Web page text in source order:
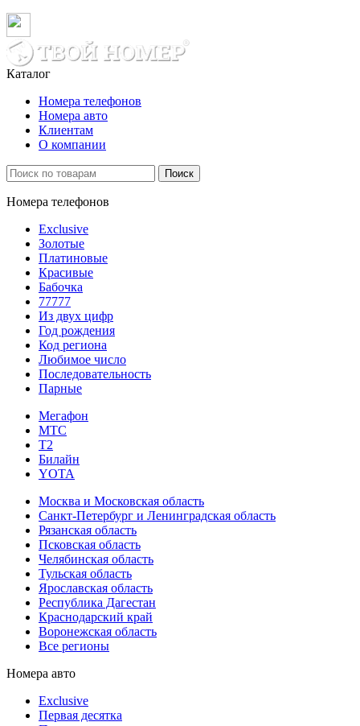
Каталог
Номера телефонов
Номера авто
Клиентам
О компании
Поиск
Номера телефонов
Exclusive
Золотые
Платиновые
Красивые
Бабочка
77777
Из двух цифр
Год рождения
Код региона
Любимое число
Последовательность
Парные
Мегафон
МТС
Т2
Билайн
YOTA
Москва и Московская область
Санкт-Петербург и Ленинградская область
Рязанская область
Псковская область
Челябинская область
Тульская область
Ярославская область
Республика Дагестан
Краснодарский край
Воронежская область
Все регионы
Номера авто
Exclusive
Первая десятка